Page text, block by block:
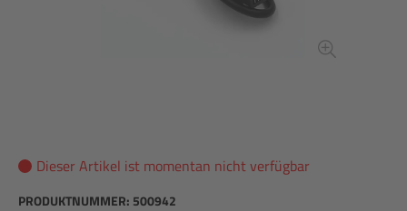
Dieser Artikel ist momentan nicht verfügbar
PRODUKTNUMMER: 500942